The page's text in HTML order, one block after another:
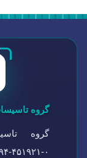
گروه
گروه